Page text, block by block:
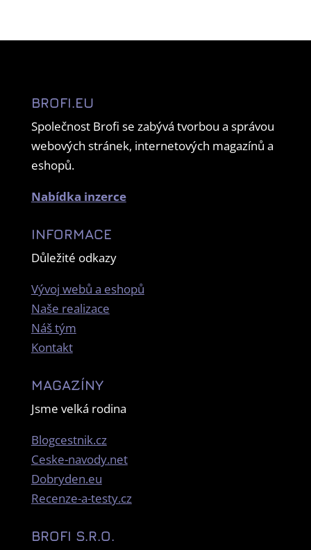
BROFI.EU
Společnost Brofi se zabývá tvorbou a správou
webových stránek, internetových magazínů a
eshopů.
Nabídka inzerce
INFORMACE
Důležité odkazy
Vývoj webů a eshopů
Naše realizace
Náš tým
Kontakt
MAGAZÍNY
Jsme velká rodina
Blogcestnik.cz
Ceske-navody.net
Dobryden.eu
Recenze-a-testy.cz
BROFI S.R.O.